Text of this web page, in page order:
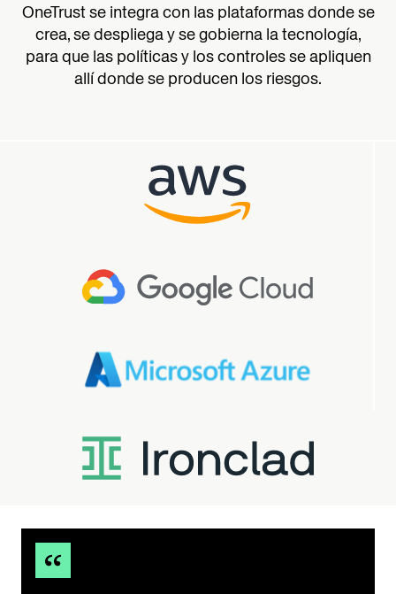
OneTrust se integra con las plataformas donde se
crea, se despliega y se gobierna la tecnología,
para que las políticas y los controles se apliquen
allí donde se producen los riesgos.